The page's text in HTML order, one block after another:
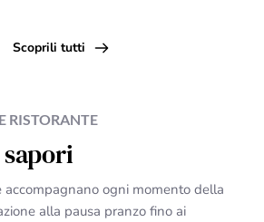
Scoprili tutti
RISTORANTE
accompagnano ogni momento della
alla pausa pranzo fino ai